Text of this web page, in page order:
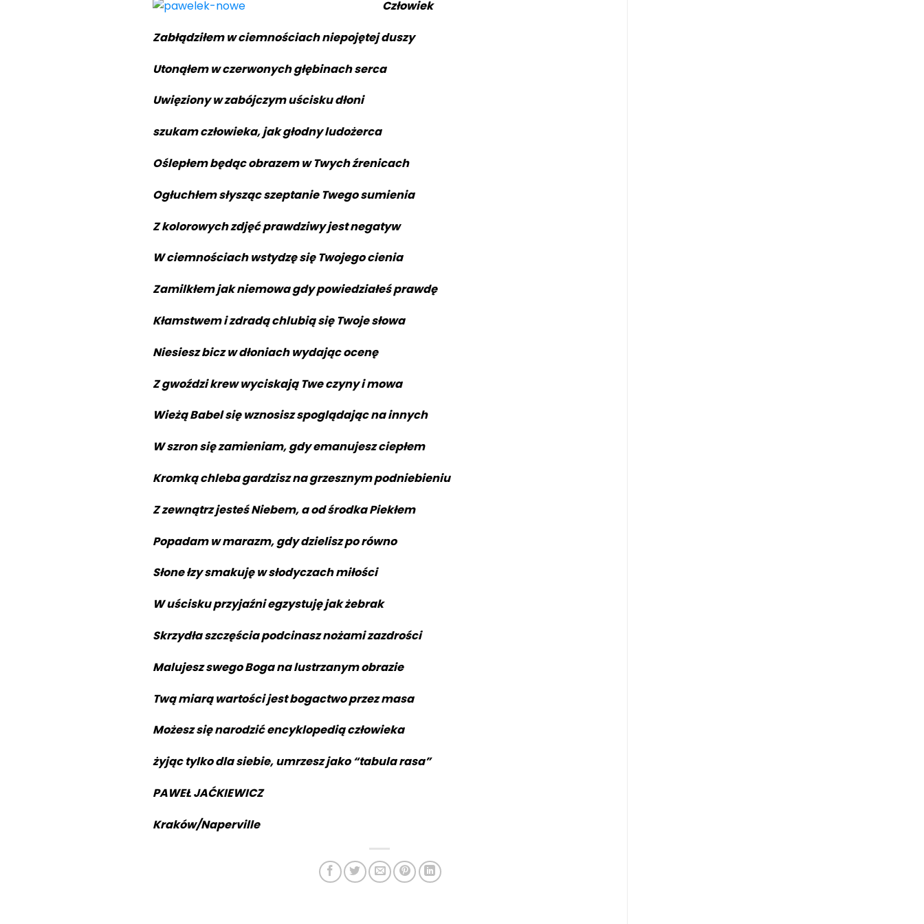
Człowiek
Zabłądziłem w ciemnościach niepojętej duszy
Utonąłem w czerwonych głębinach serca
Uwięziony w zabójczym uścisku dłoni
szukam człowieka, jak głodny ludożerca
Oślepłem będąc obrazem w Twych źrenicach
Ogłuchłem słysząc szeptanie Twego sumienia
Z kolorowych zdjęć prawdziwy jest negatyw
W ciemnościach wstydzę się Twojego cienia
Zamilkłem jak niemowa gdy powiedziałeś prawdę
Kłamstwem i zdradą chlubią się Twoje słowa
Niesiesz bicz w dłoniach wydając ocenę
Z gwoździ krew wyciskają Twe czyny i mowa
Wieżą Babel się wznosisz spoglądając na innych
W szron się zamieniam, gdy emanujesz ciepłem
Kromką chleba gardzisz na grzesznym podniebieniu
Z zewnątrz jesteś Niebem, a od środka Piekłem
Popadam w marazm, gdy dzielisz po równo
Słone łzy smakuję w słodyczach miłości
W uścisku przyjaźni egzystuję jak żebrak
Skrzydła szczęścia podcinasz nożami zazdrości
Malujesz swego Boga na lustrzanym obrazie
Twą miarą wartości jest bogactwo przez masa
Możesz się narodzić encyklopedią człowieka
żyjąc tylko dla siebie, umrzesz jako “tabula rasa”
PAWEŁ JAĆKIEWICZ
Kraków/Naperville